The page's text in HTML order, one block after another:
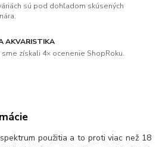
sú pod dohľadom skúsených
AKVARISTIKA
sme získali 4× ocenenie ShopRoku.
použitia a to proti viac než 18